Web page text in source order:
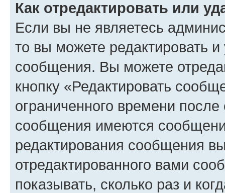
Как отредактировать или
Если вы не являетесь
то вы можете редактировать
сообщения. Вы можете
кнопку «Редактировать
ограниченного времени
сообщения имеются
редактирования сообщения
отредактированного вами
показывать, сколько раз и